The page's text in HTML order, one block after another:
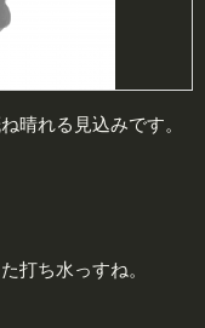
晴れる見込みです。
打ち水っすね。